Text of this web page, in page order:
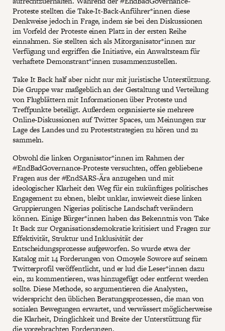
Proteste stellten die Take-It-Back-Anführer*innen diese
Denkweise jedoch in Frage, indem sie bei den Diskussionen
im Vorfeld der Proteste einen Platz in der ersten Reihe
einnahmen. Sie stellten sich als Mitorganisator*innen zur
Verfügung und ergriffen die Initiative, ein Anwaltsteam für
verhaftete Demonstrant*innen zusammenzustellen.
Take It Back half aber nicht nur mit juristische Unterstützung.
Die Gruppe war maßgeblich an der Gestaltung und Verteilung
von Flugblättern mit Informationen über Proteste und
Treffpunkte beteiligt. Außerdem organisierte sie mehrere
Online-Diskussionen auf Twitter Spaces, um Meinungen zur
Lage des Landes und zu Proteststrategien zu hören und zu
sammeln.
Obwohl die linken Organisator*innen im Rahmen der
#EndBadGovernance-Proteste versuchten, offen gebliebene
Fragen aus der #EndSARS-Ära anzugehen und mit
ideologischer Klarheit den Weg für ein zukünftiges politisches
Engagement zu ebnen, bleibt unklar, inwieweit diese linken
Gruppierungen Nigerias politische Landschaft verändern
können. Einige Bürger*innen haben das Bekenntnis von Take
It Back zur Organisationsdemokratie kritisiert und Fragen zur
Effektivität, Struktur und Inklusivität der
Entscheidungsprozesse aufgeworfen. So wurde etwa der
Katalog mit 14 Forderungen von Omoyele Sowore auf seinem
Twitterprofil veröffentlicht, und er lud die Leser*innen dazu
ein, zu kommentieren, was hinzugefügt oder entfernt werden
sollte. Diese Methode, so argumentieren die Analysten,
widerspricht den üblichen Beratungsprozessen, die man von
sozialen Bewegungen erwartet, und verwässert möglicherweise
die Klarheit, Dringlichkeit und Breite der Unterstützung für
die vorgebrachten Forderungen.